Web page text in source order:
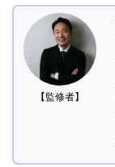
【監修者】